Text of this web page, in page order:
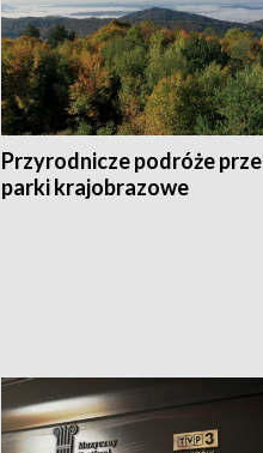
Przyrodnicze podróże
parki krajobrazowe